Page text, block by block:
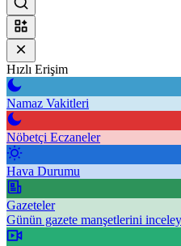
Hızlı Erişim
Namaz Vakitleri
Nöbetçi Eczaneler
Hava Durumu
Gazeteler
Günün gazete manşetlerini